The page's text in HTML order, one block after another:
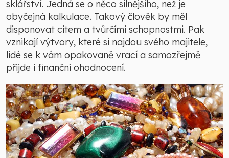
sklářství. Jedná se o něco silnějšího, než je
obyčejná kalkulace. Takový člověk by měl
disponovat citem a tvůrčími schopnostmi. Pak
vznikají výtvory, které si najdou svého majitele,
lidé se k vám opakovaně vrací a samozřejmě
přijde i finanční ohodnocení.